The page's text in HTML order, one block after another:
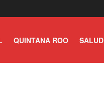
QUINTANA ROO SALUD